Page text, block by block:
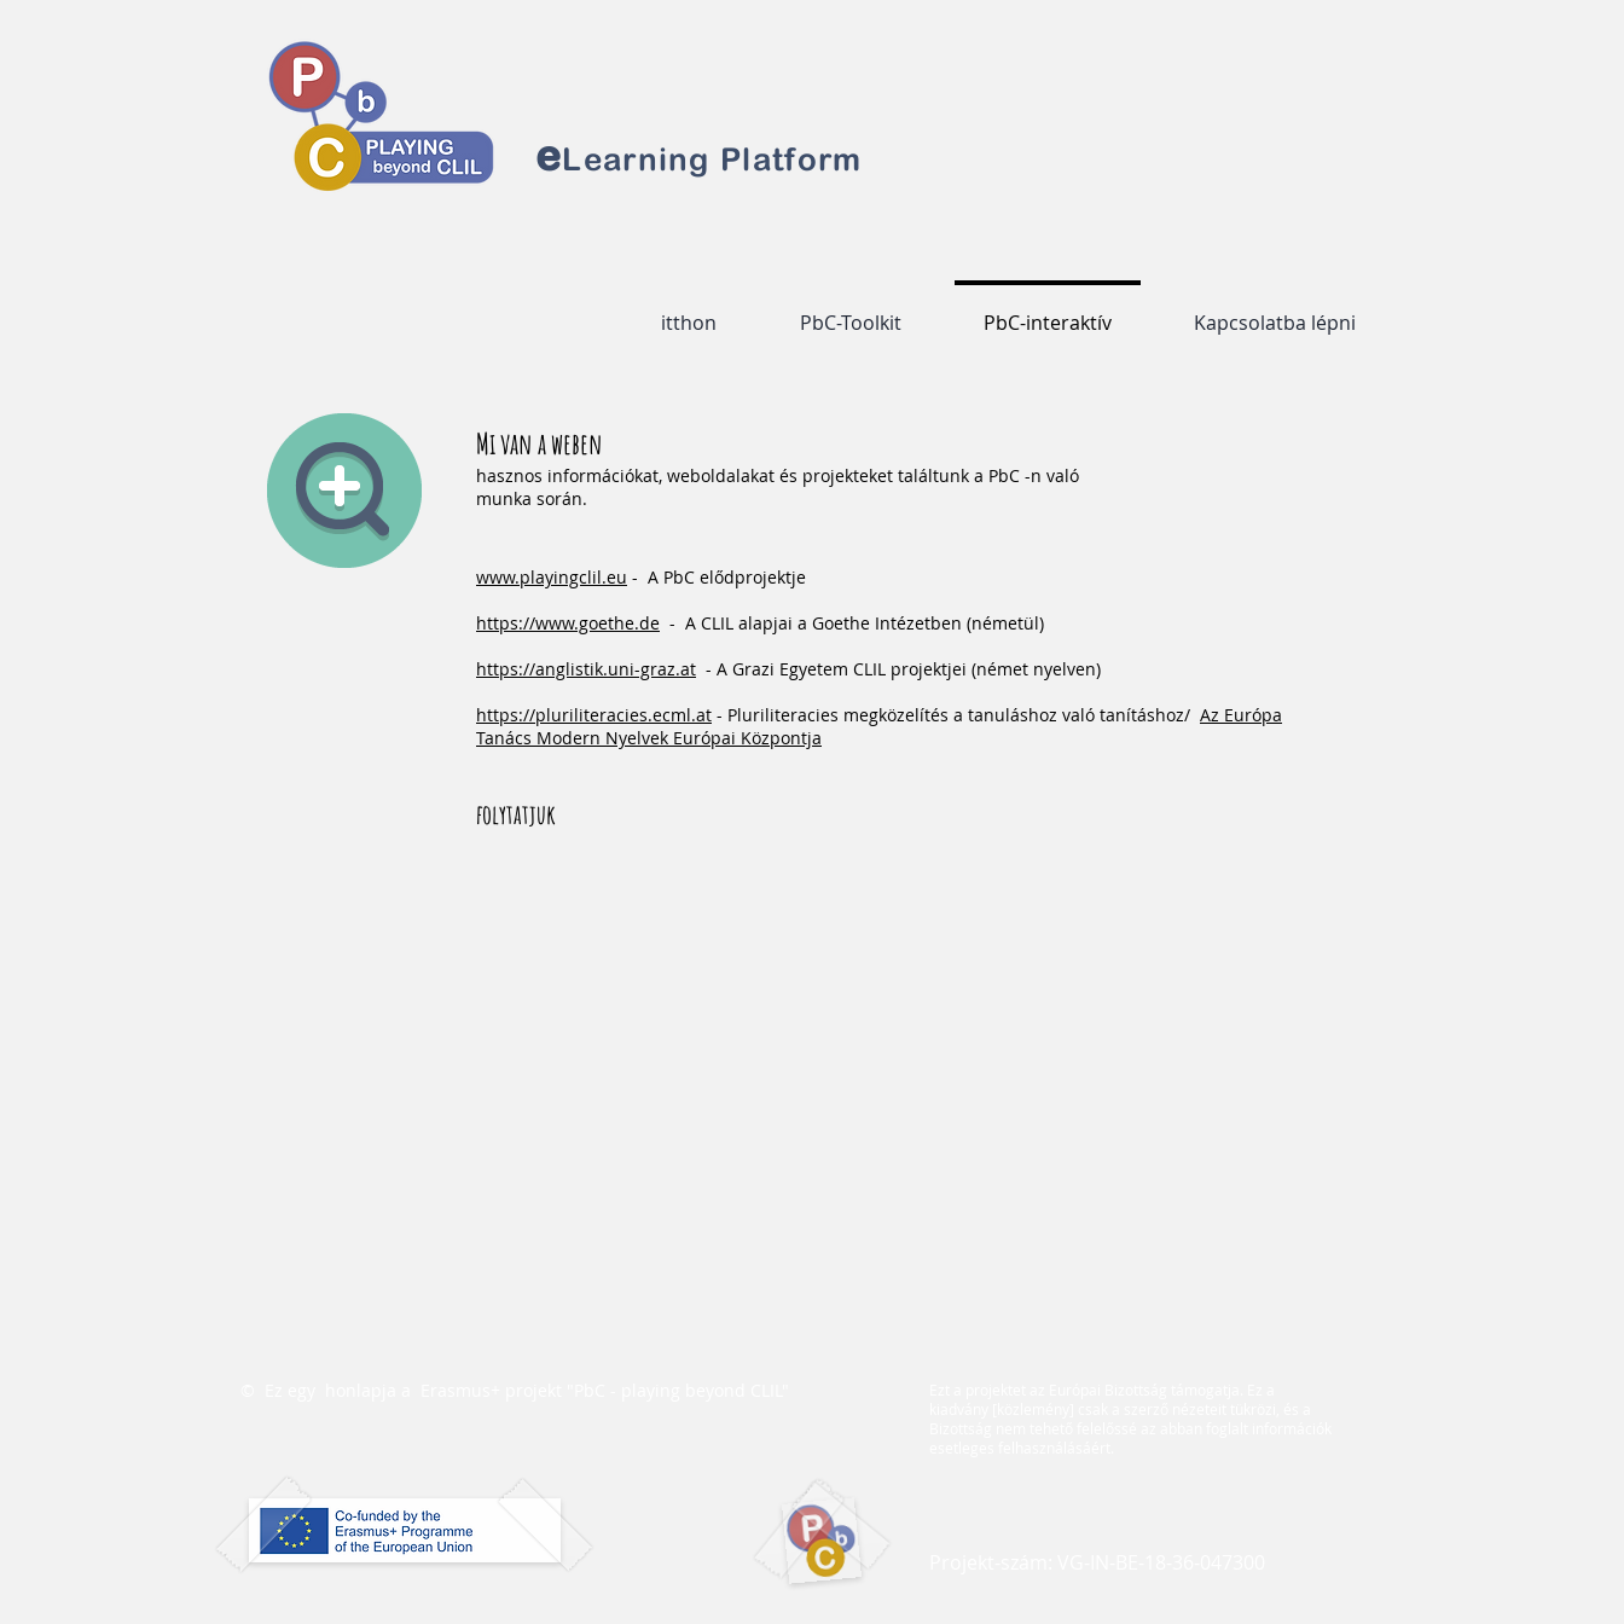
eLearning Platform
itthon PbC-Toolkit PbC-interaktív Kapcsolatba lépni
Mi van a weben
hasznos információkat, weboldalakat és projekteket találtunk a PbC -n való
munka során.
www.playingclil.eu - A PbC elődprojektje
https://www.goethe.de - A CLIL alapjai a Goethe Intézetben (németül)
https://anglistik.uni-graz.at - A Grazi Egyetem CLIL projektjei (német nyelven)
https://pluriliteracies.ecml.at - Pluriliteracies megközelítés a tanuláshoz való tanításhoz/ Az Európa
Tanács Modern Nyelvek Európai Központja
folytatjuk